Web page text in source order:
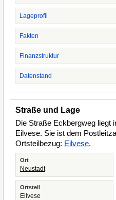
Lageprofil
Fakten
Finanzstruktur
Datenstand
Straße und Lage
Die Straße Eckbergweg liegt
Eilvese. Sie ist dem
Ortsteilbezug: Eilvese.
Ort
Neustadt
Ortsteil
Eilvese